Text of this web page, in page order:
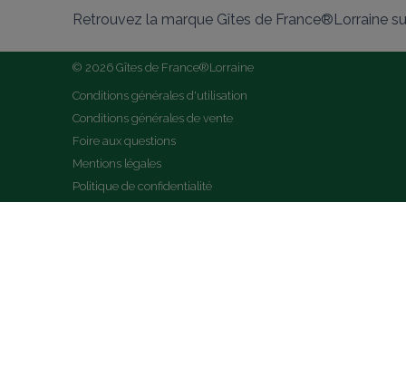
Retrouvez la marque Gîtes de France®Lorraine
© 2026 Gîtes de France®Lorraine
Conditions générales d'utilisation
Conditions générales de vente
Foire aux questions
Mentions légales
Politique de confidentialité